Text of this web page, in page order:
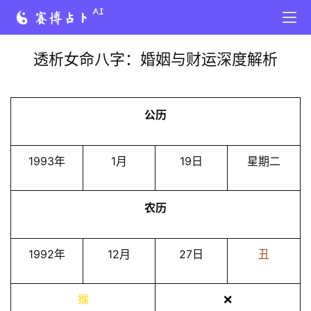
透析女命八字：婚姻与财运深度解析
公历
1993年 1月 19日 星期二
农历
1992年 12月 27日 丑
猴 ❌